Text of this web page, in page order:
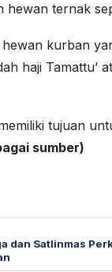
hewan ternak
kurban
haji Tamattu’
tujuan
sumber)
dan Satlinmas